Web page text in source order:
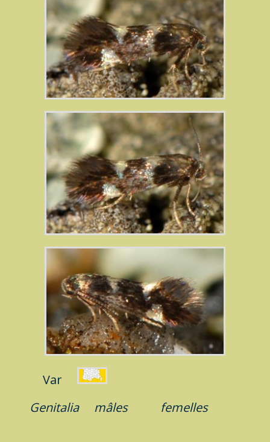
Var
Genitalia mâles femelles